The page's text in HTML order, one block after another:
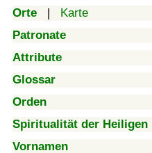
Orte | Karte
Patronate
Attribute
Glossar
Orden
Spiritualität der Heiligen
Vornamen